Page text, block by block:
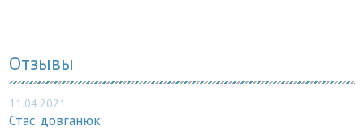
Отзывы
11.04.2021
Стас довганюк